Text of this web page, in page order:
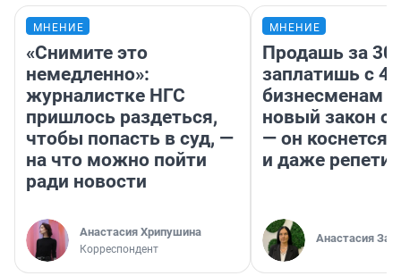
МНЕНИЕ
«Снимите это
немедленно»:
журналистке НГС
пришлось раздеться,
чтобы попасть в суд, —
на что можно пойти
ради новости
Анастасия Хрипушина
Корреспондент
МНЕНИЕ
Продашь за
заплатишь с
бизнесменам
новый закон о
— он коснется
и даже
Анастасия